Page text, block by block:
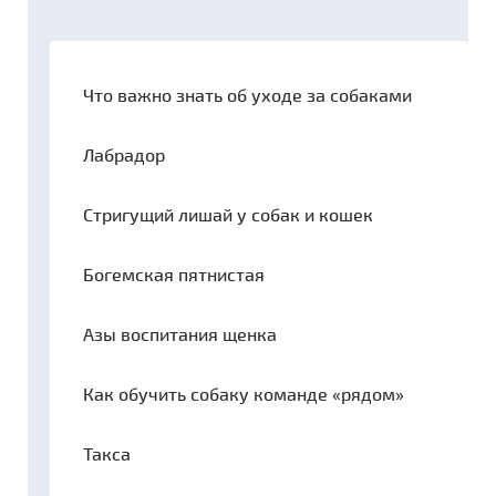
Что важно знать об уходе за собаками
Лабрадор
Стригущий лишай у собак и кошек
Богемская пятнистая
Азы воспитания щенка
Как обучить собаку команде «рядом»
Такса